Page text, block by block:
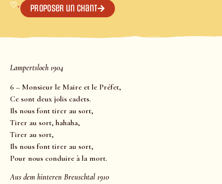
♡+ Proposer un chant
Lampertsloch 1904
6 – Monsieur le Maire et le Préfet,
Ce sont deux jolis cadets.
Ils nous font tirer au sort,
Tirer au sort, hahaha,
Tirer au sort,
Ils nous font tirer au sort,
Pour nous conduire à la mort.
Aus dem hinteren Breuschtal 1910